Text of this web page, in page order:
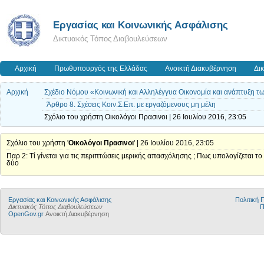
Εργασίας και Κοινωνικής Ασφάλισης
Δικτυακός Τόπος Διαβουλεύσεων
Αρχική Πρωθυπουργός της Ελλάδας Ανοικτή Διακυβέρνηση
Αρχική
Σχέδιο Νόμου «Κοινωνική και Αλληλέγγυα Οικονομία και ανάπτυξη
Άρθρο 8. Σχέσεις Κοιν.Σ.Επ. με εργαζόμενους μη μέλη
Σχόλιο του χρήστη Οικολόγοι Πρασινοι | 26 Ιουλίου 2016, 23:05
Σχόλιο του χρήστη 'Οικολόγοι Πρασινοι' | 26 Ιουλίου 2016, 23:05
Παρ 2: Τί γίνεται για τις περιπτώσεις μερικής απασχόλησης ; Πως υπολογίζεται
δύο
Εργασίας και Κοινωνικής Ασφάλισης
Δικτυακός Τόπος Διαβουλεύσεων
OpenGov.gr Ανοικτή Διακυβέρνηση